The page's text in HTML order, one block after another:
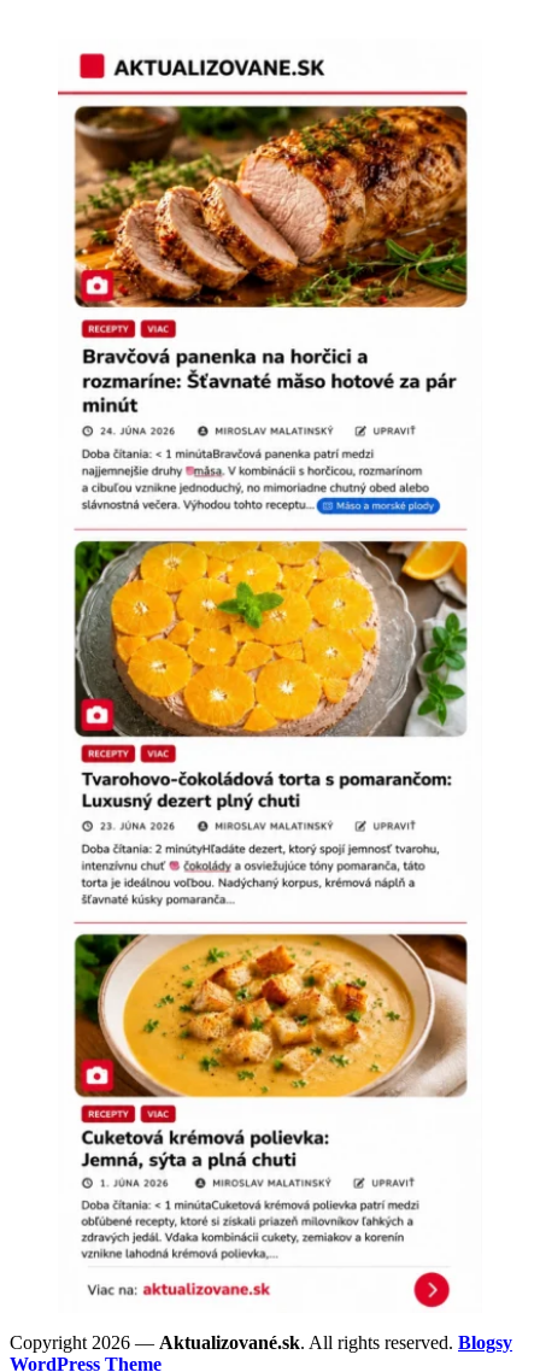
Copyright 2026 — Aktualizované.sk. All rights reserved. Blogsy
WordPress Theme